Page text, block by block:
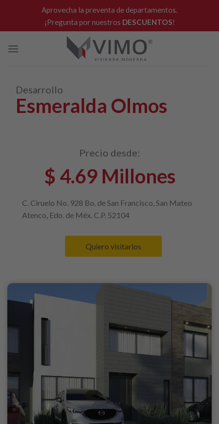
content
Aprovecha la preventa de departamentos.
¡Pregunta por nuestros DESCUENTOS!
Desarrollo
Esmeralda Olmos
Precio desde:
$ 4.69 Millones
C. Ciruelo No. 928 Bo. de San Francisco, San Mateo
Atenco, Edo. de Méx. C.P. 52104
Quiero visitarlos